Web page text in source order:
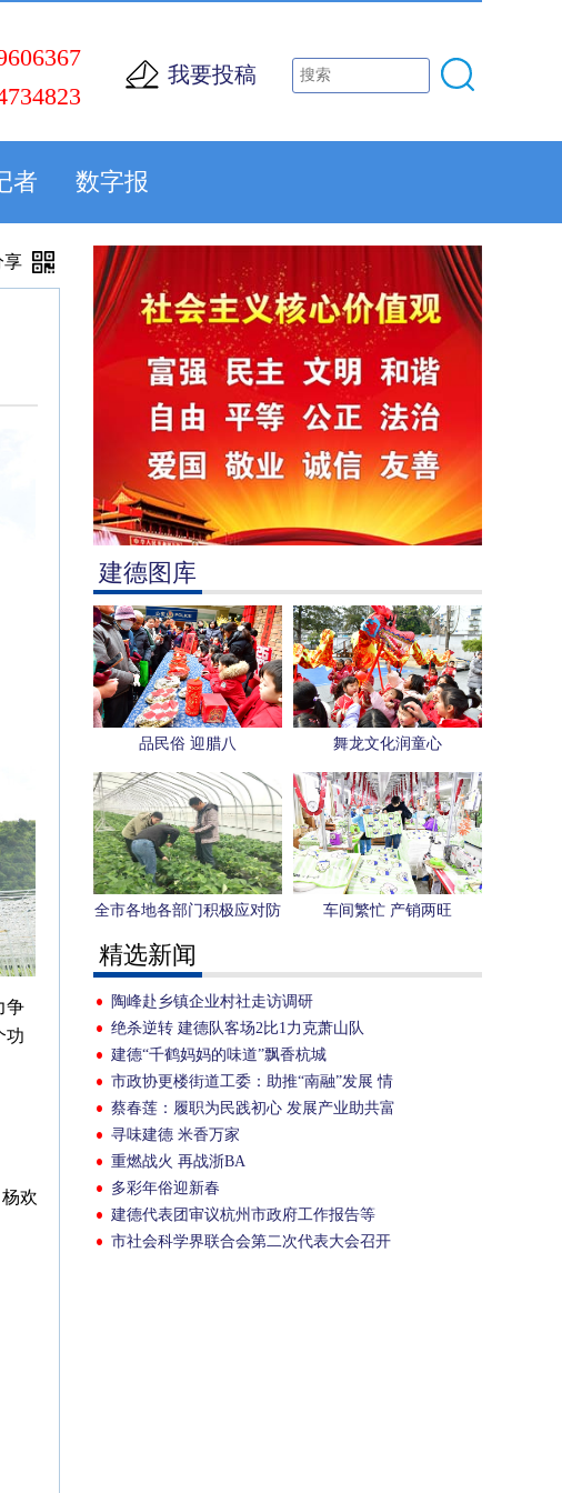
我要投稿
者 数字报
建德图库
品民俗 迎腊八 舞龙文化润童心
全市各地各部门积极应对防
范低温冰冻影响
车间繁忙 产销两旺
精选新闻
陶峰赴乡镇企业村社走访调研
绝杀逆转 建德队客场2比1力克萧山队
建德“千鹤妈妈的味道”飘香杭城
市政协更楼街道工委：助推“南融”发展 情
系“民生”关切
蔡春莲：履职为民践初心 发展产业助共富
寻味建德 米香万家
重燃战火 再战浙BA
多彩年俗迎新春
建德代表团审议杭州市政府工作报告等
市社会科学界联合会第二次代表大会召开
享
争
功
欢